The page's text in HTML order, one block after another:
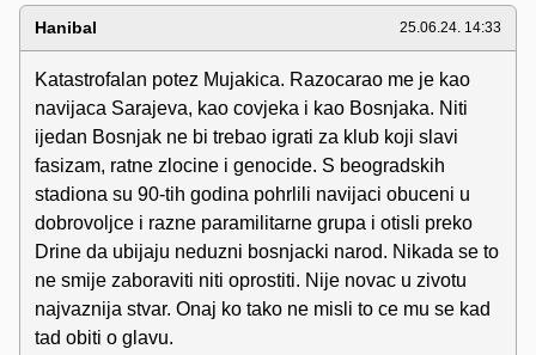
Hanibal 25.06.24. 14:33
Katastrofalan potez Mujakica. Razocarao me je kao
navijaca Sarajeva, kao covjeka i kao Bosnjaka. Niti
ijedan Bosnjak ne bi trebao igrati za klub koji slavi
fasizam, ratne zlocine i genocide. S beogradskih
stadiona su 90-tih godina pohrlili navijaci obuceni u
dobrovoljce i razne paramilitarne grupa i otisli preko
Drine da ubijaju neduzni bosnjacki narod. Nikada se to
ne smije zaboraviti niti oprostiti. Nije novac u zivotu
najvaznija stvar. Onaj ko tako ne misli to ce mu se kad
tad obiti o glavu.